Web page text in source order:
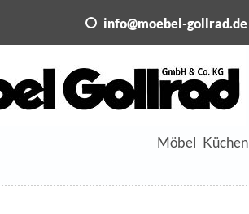
info@moebel-gollrad.de
Möbel Küchen